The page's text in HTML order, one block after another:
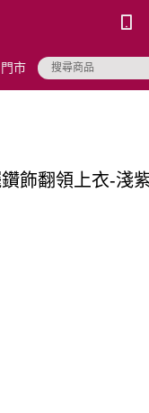
門市
飾翻領上衣-淺